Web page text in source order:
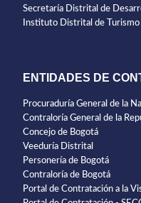
Secretaría Distrital de
Instituto Distrital de Turismo
ENTIDADES DE
Procuraduría General de la
Contraloría General de la
Concejo de Bogotá
Veeduría Distrital
Personería de Bogotá
Contraloría de Bogotá
Portal de Contratación a la